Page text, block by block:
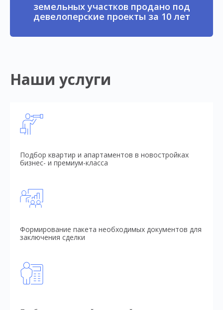
земельных участков продано под
девелоперские проекты за 10 лет
Наши услуги
Подбор квартир и апартаментов в новостройках
бизнес- и премиум-класса
Формирование пакета необходимых документов для
заключения сделки